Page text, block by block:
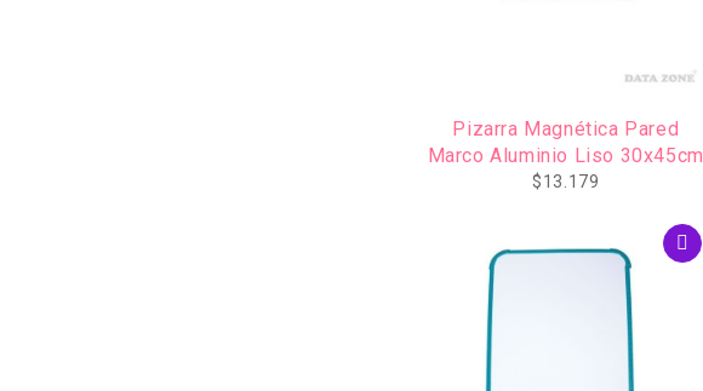
Pizarra Magnética Pared
Marco Aluminio Liso 30x45cm
$13.179